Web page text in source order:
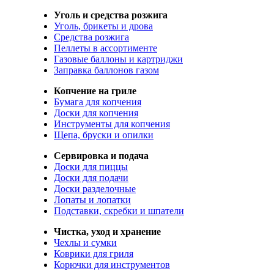
Уголь и средства розжига
Уголь, брикеты и дрова
Средства розжига
Пеллеты в ассортименте
Газовые баллоны и картриджи
Заправка баллонов газом
Копчение на гриле
Бумага для копчения
Доски для копчения
Инструменты для копчения
Щепа, бруски и опилки
Сервировка и подача
Доски для пиццы
Доски для подачи
Доски разделочные
Лопаты и лопатки
Подставки, скребки и шпатели
Чистка, уход и хранение
Чехлы и сумки
Коврики для гриля
Корючки для инструментов